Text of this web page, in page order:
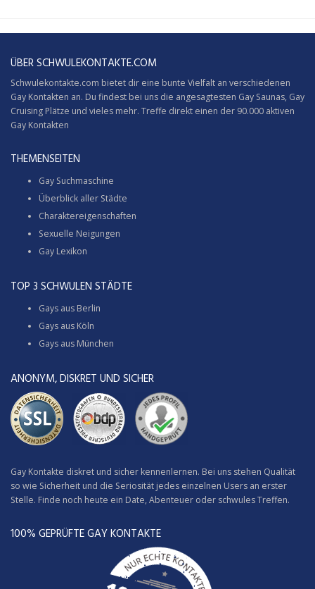
ÜBER SCHWULEKONTAKTE.COM
Schwulekontakte.com bietet dir eine bunte Vielfalt an verschiedenen
Gay Kontakten an. Du findest bei uns die angesagtesten Gay Saunas, Gay
Cruising Plätze und vieles mehr. Treffe direkt einen der 90.000 aktiven
Gay Kontakten
THEMENSEITEN
Gay Suchmaschine
Überblick aller Städte
Charaktereigenschaften
Sexuelle Neigungen
Gay Lexikon
TOP 3 SCHWULEN STÄDTE
Gays aus Berlin
Gays aus Köln
Gays aus München
ANONYM, DISKRET UND SICHER
Gay Kontakte diskret und sicher kennenlernen. Bei uns stehen Qualität
so wie Sicherheit und die Seriosität jedes einzelnen Users an erster
Stelle. Finde noch heute ein Date, Abenteuer oder schwules Treffen.
100% GEPRÜFTE GAY KONTAKTE